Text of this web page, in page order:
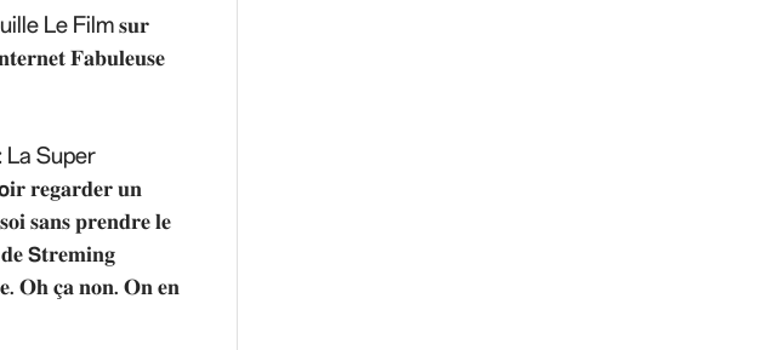
Le Film 𝐬𝐮𝐫
𝐅𝐚𝐛𝐮𝐥𝐞𝐮𝐬𝐞
: La Super
𝐫𝐞𝐠𝐚𝐫𝐝𝐞𝐫 𝐮𝐧
𝐬𝐚𝐧𝐬 𝐩𝐫𝐞𝐧𝐝𝐫𝐞 𝐥𝐞
𝗦𝐭𝐫𝐞𝐦𝐢𝐧𝐠
𝐎𝐡 𝐜̧𝐚 𝐧𝐨𝐧. 𝐎𝐧 𝐞𝐧